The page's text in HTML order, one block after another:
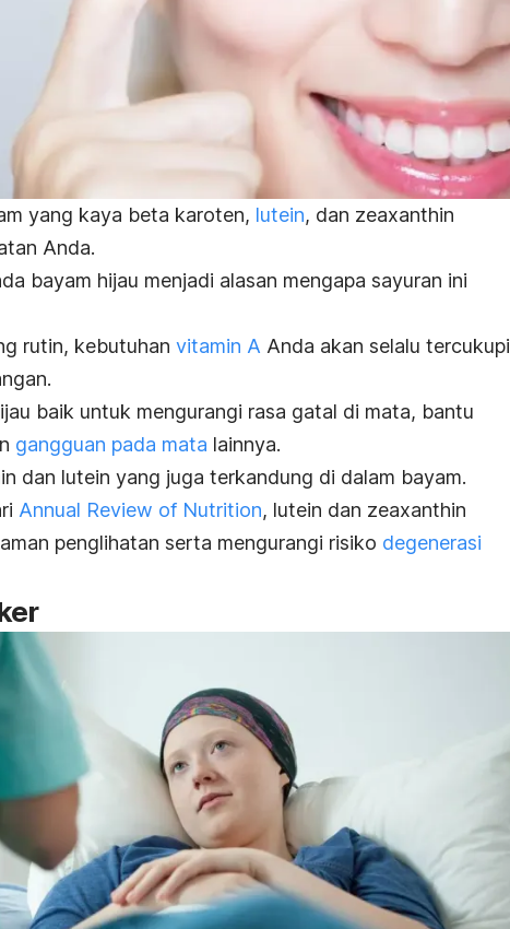
yang kaya beta karoten, lutein, dan zeaxanthin
Anda.
bayam hijau menjadi alasan mengapa sayuran ini
rutin, kebutuhan vitamin A Anda akan selalu tercukupi
baik untuk mengurangi rasa gatal di mata, bantu
gangguan pada mata lainnya.
dan lutein yang juga terkandung di dalam bayam.
Annual Review of Nutrition, lutein dan zeaxanthin
penglihatan serta mengurangi risiko degenerasi